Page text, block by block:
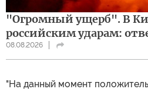
"Огромный ущерб". В
российским ударам:
08.08.2026
"На данный момент